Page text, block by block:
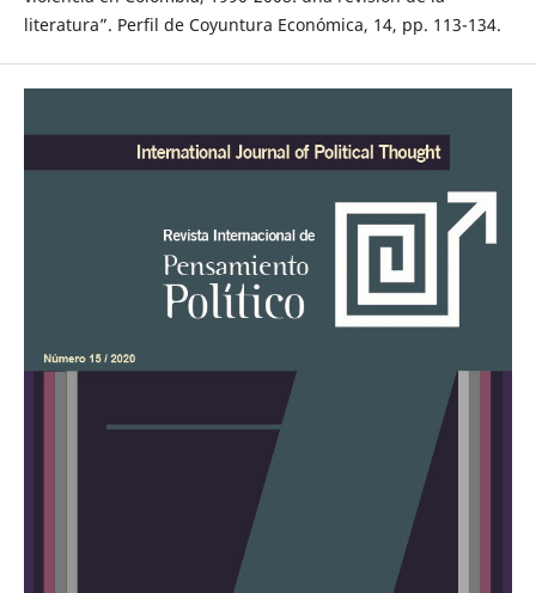
literatura”. Perfil de Coyuntura Económica, 14, pp. 113-134.